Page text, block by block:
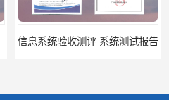
政务系统验收测试 软件测试报告